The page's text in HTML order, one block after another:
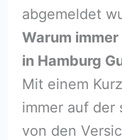
abgemeldet
Warum
in Hamburg
Mit einem
immer auf der
von den